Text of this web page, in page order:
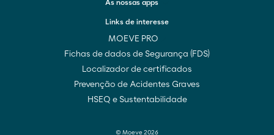
Links de interesse
MOEVE PRO
Fichas de dados de Segurança (FDS)
Localizador de certificados
Prevenção de Acidentes Graves
HSEQ e Sustentabilidade
As nossas apps
© Moeve 2026